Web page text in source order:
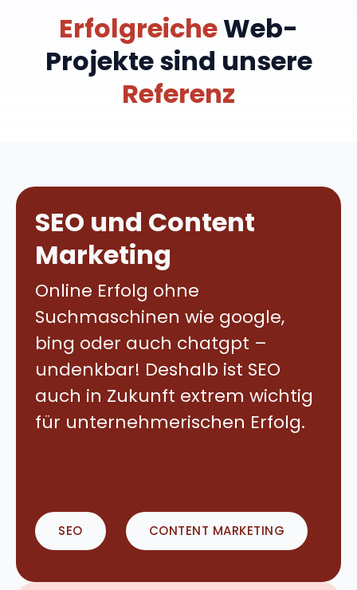
ErfolgreicheWeb-
Projekte sind unsere
Referenz
SEO und Content
Marketing
Online Erfolg ohne
Suchmaschinen wie google,
bing oder auch chatgpt –
undenkbar! Deshalb ist SEO
auch in Zukunft extrem wichtig
für unternehmerischen Erfolg.
SEO CONTENT MARKETING